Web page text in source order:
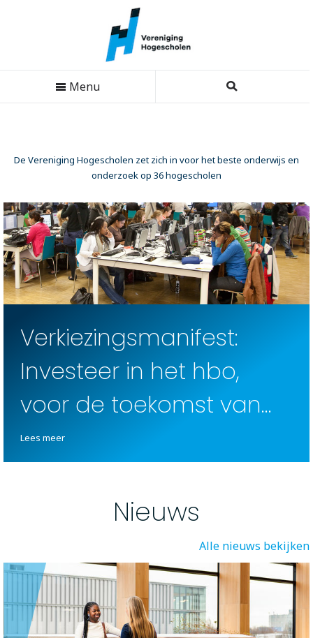
Menu
De Vereniging Hogescholen zet zich in voor het beste onderwijs en
onderzoek op 36 hogescholen
Verkiezingsmanifest:
Investeer in het hbo,
voor de toekomst van
Nederland
Lees meer
Nieuws
Alle nieuws bekijken